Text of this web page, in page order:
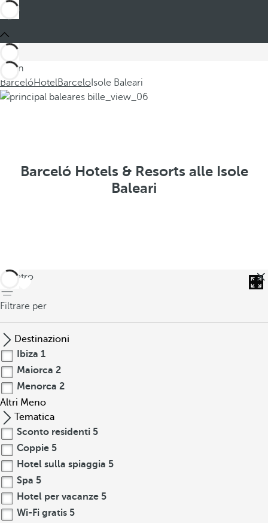
Sei in
BarcelóHotelBarcelo Isole Baleari
Barceló Hotels & Resorts alle Isole
Baleari
indietro
Filtrare per
Destinazioni
Ibiza 1
Maiorca 2
Menorca 2
Altri Meno
Tematica
Sconto residenti 5
Coppie 5
Hotel sulla spiaggia 5
Spa 5
Hotel per vacanze 5
Wi-Fi gratis 5